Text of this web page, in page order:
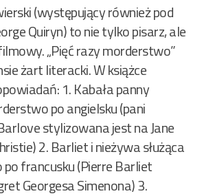
(występujący również pod
Quiryn) to nie tylko pisarz, ale
„Pięć razy morderstwo”
żart literacki. W książce
1. Kabała panny
po angielsku (pani
stylizowana jest na Jane
2. Barliet i nieżywa służąca
francusku (Pierre Barliet
Georgesa Simenona) 3.